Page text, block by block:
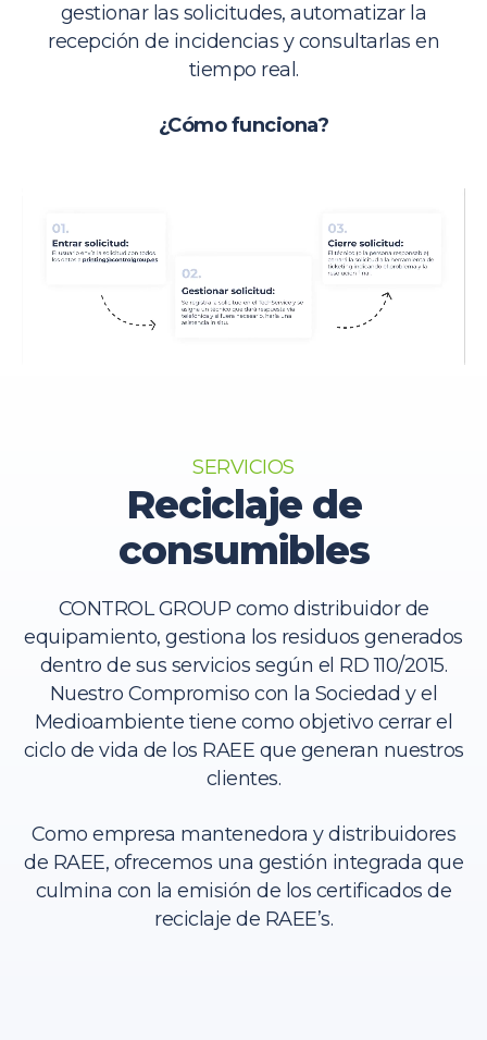
gestionar las solicitudes, automatizar la
recepción de incidencias y consultarlas en
tiempo real.
¿Cómo funciona?
SERVICIOS
Reciclaje de
consumibles
CONTROL GROUP como distribuidor de
equipamiento, gestiona los residuos generados
dentro de sus servicios según el RD 110/2015.
Nuestro Compromiso con la Sociedad y el
Medioambiente tiene como objetivo cerrar el
ciclo de vida de los RAEE que generan nuestros
clientes.
Como empresa mantenedora y distribuidores
de RAEE, ofrecemos una gestión integrada que
culmina con la emisión de los certificados de
reciclaje de RAEE’s.